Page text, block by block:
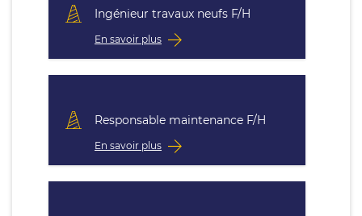
Ingénieur travaux neufs F/H
En savoir plus
Responsable maintenance F/H
En savoir plus